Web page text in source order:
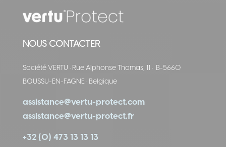
NOUS CONTACTER
Société VERTU ·Rue Alphonse Thomas, 11 · B-5660
BOUSSU-EN-FAGNE ·Belgique
assistance@vertu-protect.com
assistance@vertu-protect.fr
+32 (0) 473 13 13 13